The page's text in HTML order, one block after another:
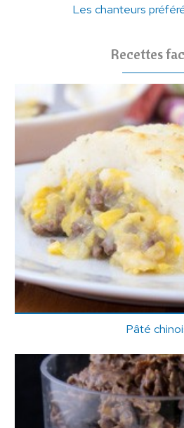
Les chanteurs
Recettes
Pâté